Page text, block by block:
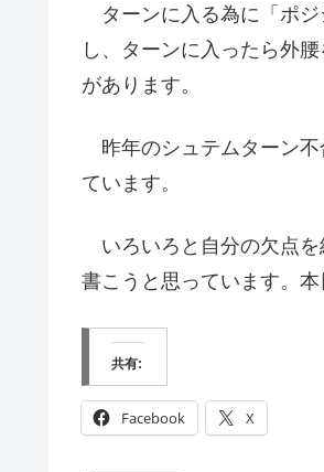
ターンに入る為に「ポジ
し、ターンに入ったら外
があります。
昨年のシュテムターン不
ています。
いろいろと自分の欠点を
書こうと思っています。
共有:
Facebook X